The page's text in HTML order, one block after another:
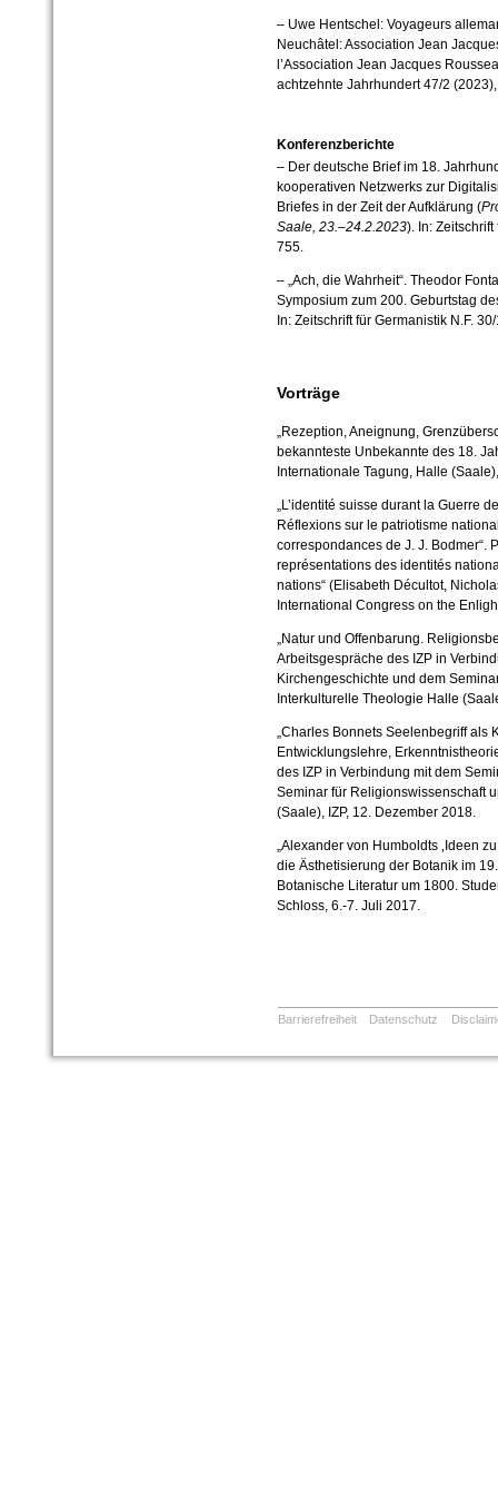
– Uwe Hentschel: Voyageurs
Neuchâtel: Association Jean
l’Association Jean Jacques
achtzehnte Jahrhundert 47/2
Konferenzberichte
– Der deutsche Brief im 18.
kooperativen Netzwerks zur
Briefes in der Zeit der Aufklärung (
Saale, 23.–24.2.2023). In:
755.
– „Ach, die Wahrheit“. Theodor
Symposium zum 200. Geburtstag
In: Zeitschrift für Germanistik N.F.
Vorträge
„Rezeption, Aneignung,
bekannteste Unbekannte des 18.
Internationale Tagung, Halle
„L’identité suisse durant la Guerre
Réflexions sur le patriotisme
correspondances de J. J. Bodmer“.
représentations des identités
nations“ (Elisabeth Décultot,
International Congress on the
„Natur und Offenbarung.
Arbeitsgespräche des IZP in
Kirchengeschichte und dem
Interkulturelle Theologie Halle
„Charles Bonnets Seelenbegriff als
Entwicklungslehre,
des IZP in Verbindung mit dem
Seminar für Religionswissenschaft
(Saale), IZP, 12. Dezember 2018.
„Alexander von Humboldts ‚Ideen
die Ästhetisierung der Botanik im
Botanische Literatur um 1800.
Schloss, 6.-7. Juli 2017.
Barrierefreiheit Datenschutz